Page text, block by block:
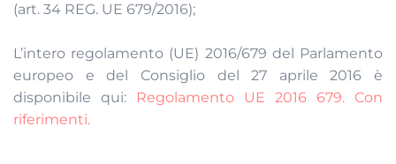
(art. 34 REG. UE 679/2016);
L’intero regolamento (UE) 2016/679 del Parlamento
europeo e del Consiglio del 27 aprile 2016 è
disponibile qui:
Regolamento UE 2016 679. Con
riferimenti.